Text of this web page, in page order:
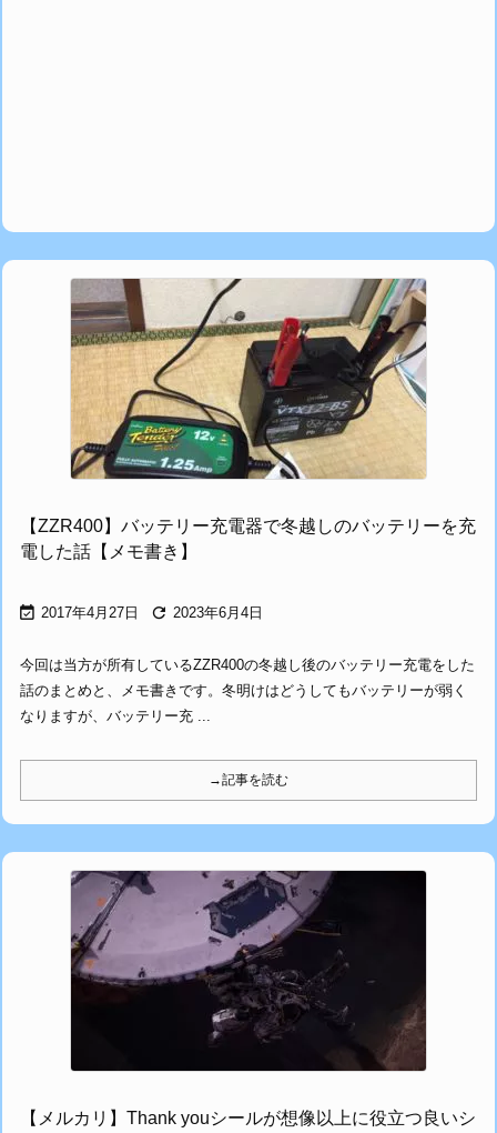
【ZZR400】バッテリー充電器で冬越しのバッテリーを充
電した話【メモ書き】
 2017年4月27日  2023年6月4日
今回は当方が所有しているZZR400の冬越し後のバッテリー充電をした
話のまとめと、メモ書きです。冬明けはどうしてもバッテリーが弱く
なりますが、バッテリー充 ...
→記事を読む
【メルカリ】Thank youシールが想像以上に役立つ良いシ